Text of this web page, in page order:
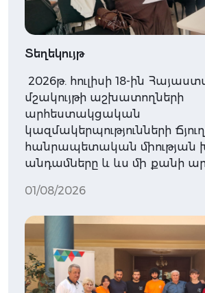
Տեղեկույթ
2026թ. հուլիսի 18-ին
մշակույթի աշխատողների
արհեստակցական
կազմակերպությունների
հանրապետական միության
անդամները և ևս մի քանի
01/08/2026